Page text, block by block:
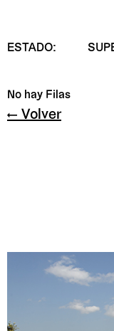
ESTADO:
No hay Filas
← Volver